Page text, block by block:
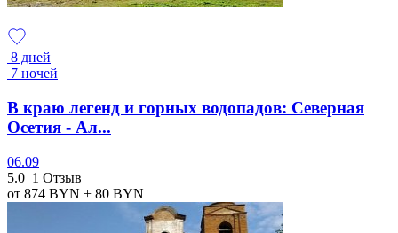
8 дней
7 ночей
В краю легенд и горных водопадов: Северная
Осетия - Ал...
06.09
5.0 1 Отзыв
от 874 BYN + 80 BYN